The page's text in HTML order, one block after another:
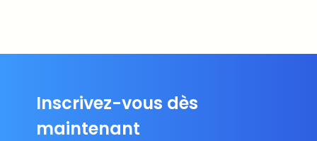
Inscrivez-vous dès
maintenant